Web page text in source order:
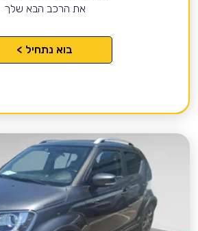
את הרכב הבא שלך
בוא נתחיל >